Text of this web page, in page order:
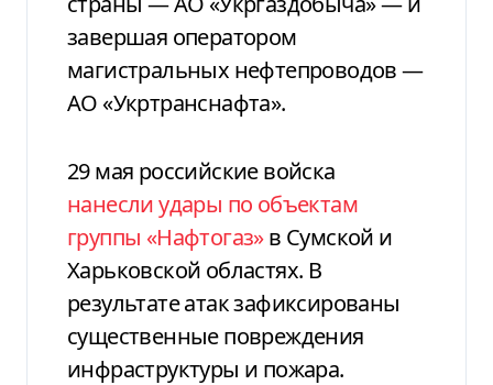
завершая оператором
магистральных нефтепроводов —
АО «Укртранснафта».
29 мая российские войска
нанесли удары по объектам
группы «Нафтогаз»в Сумской и
Харьковской областях. В
результате атак зафиксированы
существенные повреждения
инфраструктуры и пожара.